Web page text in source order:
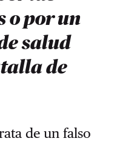
o por un
salud
de
de un falso